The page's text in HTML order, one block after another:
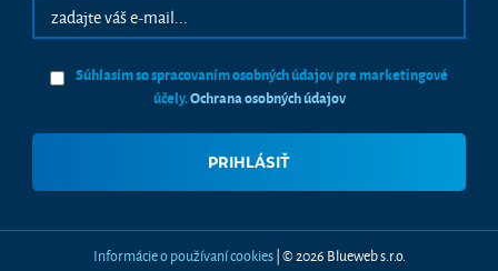
Súhlasím so spracovaním osobných údajov pre marketingové
účely.Ochrana osobných údajov
Informácie o používaní cookies| © 2026 Blueweb s.r.o.